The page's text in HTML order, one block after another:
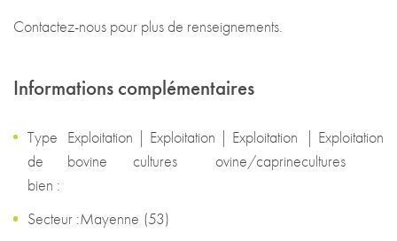
Contactez-nous pour plus de renseignements.
Informations complémentaires
Type
de
bien :
Exploitation
bovine
| Exploitation
cultures
| Exploitation
ovine/caprine
| Exploitation
cultures
Secteur :Mayenne (53)